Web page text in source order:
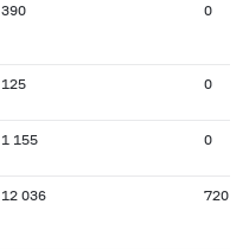
390 0
125 0
1 155 0
12 036 720